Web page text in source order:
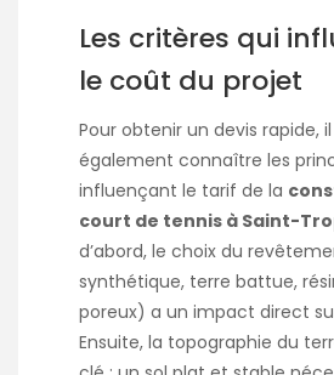
Les critères qui
le coût du projet
Pour obtenir un devis rapide,
également connaître les
influençant le tarif de la
court de tennis à Saint-
d’abord, le choix du
synthétique, terre battue,
poreux) a un impact direct
Ensuite, la topographie du